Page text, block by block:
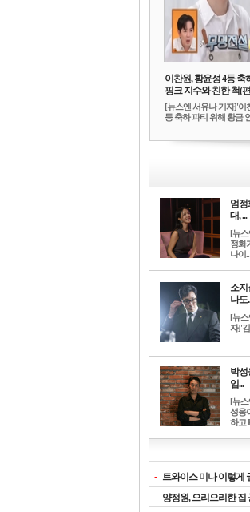
이찬원, 황윤성 4등
핑크 지수와 친한 척(
[뉴스엔 서유나 기자]'이
등 축하 파티 위해 황금
엄정
대, ...
[뉴스
정화
나이..
소지
나도
[뉴스
자]'
박성
입...
[뉴스
성웅
하고
- 트와이스 미나 이렇게
- 양정원, 으리으리한 집